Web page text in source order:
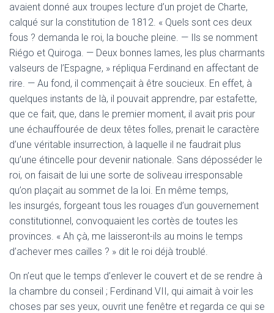
avaient donné aux troupes lecture d’un projet de Charte,
calqué sur la constitution de 1812. « Quels sont ces deux
fous ? demanda le roi, la bouche pleine. — Ils se nomment
Riégo et Quiroga. — Deux bonnes lames, les plus charmants
valseurs de l’Espagne, » répliqua Ferdinand en affectant de
rire. — Au fond, il commençait à être soucieux. En effet, à
quelques instants de là, il pouvait apprendre, par estafette,
que ce fait, que, dans le premier moment, il avait pris pour
une échauffourée de deux têtes folles, prenait le caractère
d’une véritable insurrection, à laquelle il ne faudrait plus
qu’une étincelle pour devenir nationale. Sans déposséder le
roi, on faisait de lui une sorte de soliveau irresponsable
qu’on plaçait au sommet de la loi. En même temps,
les insurgés, forgeant tous les rouages d’un gouvernement
constitutionnel, convoquaient les cortès de toutes les
provinces. « Ah çà, me laisseront-ils au moins le temps
d’achever mes cailles ? » dit le roi déjà troublé.
On n’eut que le temps d’enlever le couvert et de se rendre à
la chambre du conseil ; Ferdinand VII, qui aimait à voir les
choses par ses yeux, ouvrit une fenêtre et regarda ce qui se